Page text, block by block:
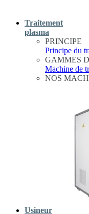
Traitement
plasma
PRINCIPE
Principe du
GAMMES
Machine de
NOS
Usineur